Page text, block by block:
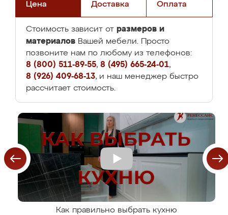
Цена Доставка Оплата
Стоимость зависит от размеров и
материалов Вашей мебели. Просто
позвоните нам по любому из телефонов:
8 (800) 511-89-55, 8 (495) 665-24-01,
8 (926) 409-68-13, и наш менеджер быстро
рассчитает стоимость.
Как правильно выбрать кухню